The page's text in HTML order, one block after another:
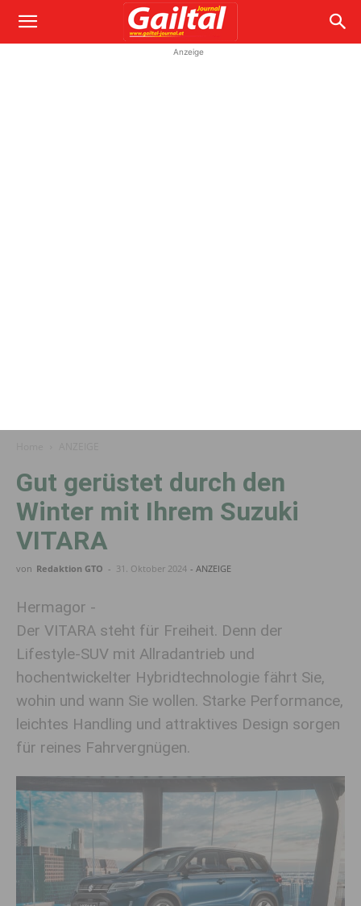
Anzeige
Gut gerüstet durch den
Winter mit Ihrem Suzuki
VITARA
von Redaktion GTO - 31. Oktober 2024 - ANZEIGE
Hermagor -
Der VITARA steht für Freiheit. Denn der
Lifestyle-SUV mit Allradantrieb und
hochentwickelter Hybridtechnologie fährt Sie,
wohin und wann Sie wollen. Starke Performance,
leichtes Handling und attraktives Design sorgen
für reines Fahrvergnügen.